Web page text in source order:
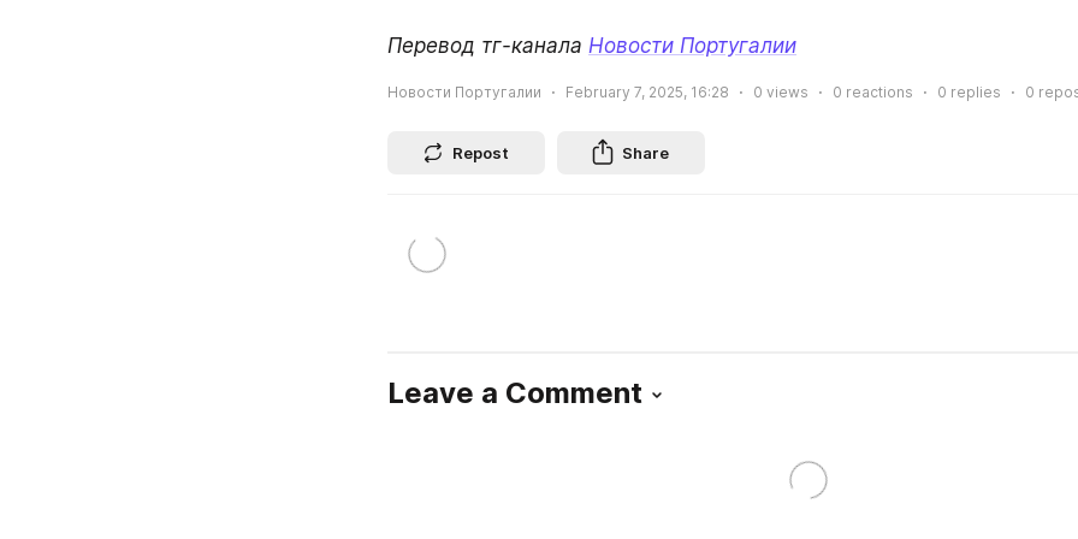
Перевод тг-канала Новости Португалии
Новости Португалии February 7, 2025, 16:28 0 views 0 reactions 0 replies 0
Repost Share
Leave a Comment